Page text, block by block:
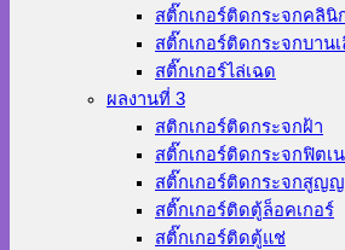
สติ๊กเกอร์ติดกระจกคลินิ
สติ๊กเกอร์ติดกระจกบาน
สติ๊กเกอร์ไล่เฉด
ผลงานที่ 3
สติกเกอร์ติดกระจกฝ้า
สติ๊กเกอร์ติดกระจกฟิตเ
สติ๊กเกอร์ติดกระจกสูญ
สติ๊กเกอร์ติดตู้ล็อคเกอร์
สติ๊กเกอร์ติดตู้แช่